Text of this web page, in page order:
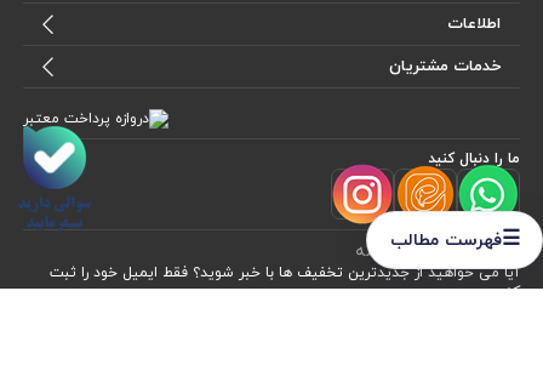
اطلاعات
خدمات مشتریان
ما را دنبال کنید
برای عضویت درخبرنامه
آیا می خواهید از جدید‌ترین تخفیف‌ ها با‌ خبر شوید؟ فقط ایمیل خود را ثبت
کنید
☰فهرست مطالب